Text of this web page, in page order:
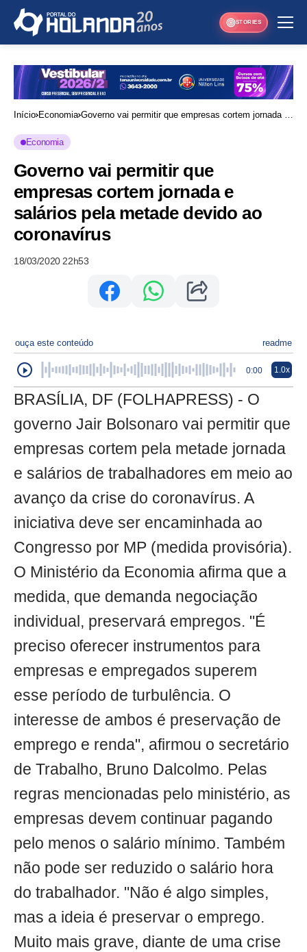
STORIES
Início Economia Governo vai permitir que empresas cortem jornada e
Economia
Governo vai permitir que
empresas cortem jornada e
salários pela metade devido ao
coronavírus
18/03/2020 22h53
ouça este conteúdo readme
0:00 1.0x
BRASÍLIA, DF (FOLHAPRESS) - O
governo Jair Bolsonaro vai permitir que
empresas cortem pela metade jornada
e salários de trabalhadores em meio ao
avanço da crise do coronavírus. A
iniciativa deve ser encaminhada ao
Congresso por MP (medida provisória).
O Ministério da Economia afirma que a
medida, que demanda negociação
individual, preservará empregos. "É
preciso oferecer instrumentos para
empresas e empregados superem
esse período de turbulência. O
interesse de ambos é preservação de
emprego e renda", afirmou o secretário
de Trabalho, Bruno Dalcolmo. Pelas
regras mencionadas pelo ministério, as
empresas devem continuar pagando
pelo menos o salário mínimo. Também
não pode ser reduzido o salário hora
do trabalhador. "Não é algo simples,
mas a ideia é preservar o emprego.
Muito mais grave, diante de uma crise